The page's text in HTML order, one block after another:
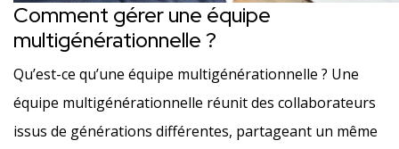
Comment gérer une équipe
multigénérationnelle ?
Qu’est-ce qu’une équipe multigénérationnelle ? Une
équipe multigénérationnelle réunit des collaborateurs
issus de générations différentes, partageant un même